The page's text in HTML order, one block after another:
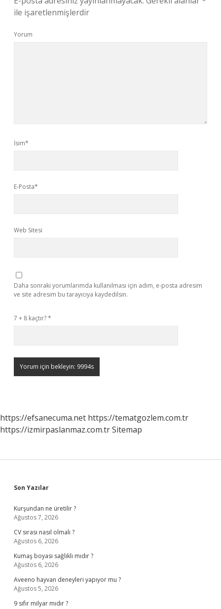
ile işaretlenmişlerdir
Yorum
İsim*
E-Posta*
Web Sitesi
Daha sonraki yorumlarımda kullanılması için adım, e-posta adresim
ve site adresim bu tarayıcıya kaydedilsin.
7 + 8 kaçtır?*
https://efsanecuma.net https://tematgozlem.com.tr
https://izmirpaslanmaz.com.trSitemap
Sidebar
Son Yazılar
Kurşundan ne üretilir ?
Ağustos 7, 2026
CV sırası nasıl olmalı ?
Ağustos 6, 2026
Kumaş boyası sağlıklı mıdır ?
Ağustos 6, 2026
Aveeno hayvan deneyleri yapıyor mu ?
Ağustos 5, 2026
9 sıfır milyar mıdır ?